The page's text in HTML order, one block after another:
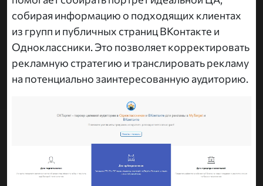
собирая информацию о подходящих клиентах
из групп и публичных страниц ВКонтакте и
Одноклассники. Это позволяет корректировать
рекламную стратегию и транслировать рекламу
на потенциально заинтересованную аудиторию.